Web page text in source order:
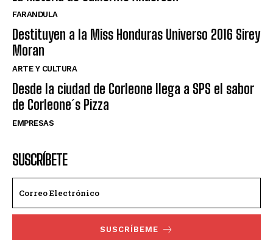
FARANDULA
Destituyen a la Miss Honduras Universo 2016 Sirey
Moran
ARTE Y CULTURA
Desde la ciudad de Corleone llega a SPS el sabor
de Corleone´s Pizza
EMPRESAS
SUSCRÍBETE
SUSCRÍBEME